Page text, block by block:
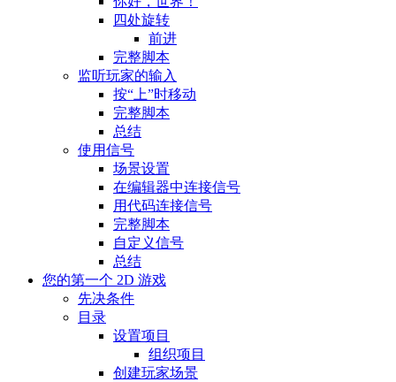
四处旋转
前进
完整脚本
监听玩家的输入
按“上”时移动
完整脚本
总结
使用信号
场景设置
在编辑器中连接信号
用代码连接信号
完整脚本
自定义信号
总结
您的第一个 2D 游戏
先决条件
目录
设置项目
组织项目
创建玩家场景